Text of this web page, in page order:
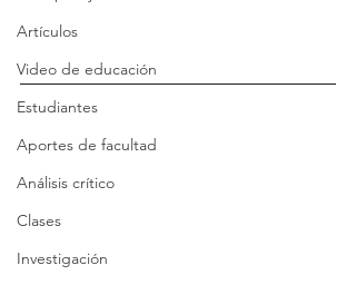
Artículos
Video de educación
Estudiantes
Aportes de facultad
Análisis crítico
Clases
Investigación